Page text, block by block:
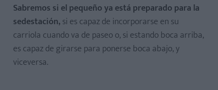
Sabremos si el pequeño ya está preparado para la
sedestación,si es capaz de incorporarse en su
carriola cuando va de paseo o, si estando boca arriba,
es capaz de girarse para ponerse boca abajo, y
viceversa.